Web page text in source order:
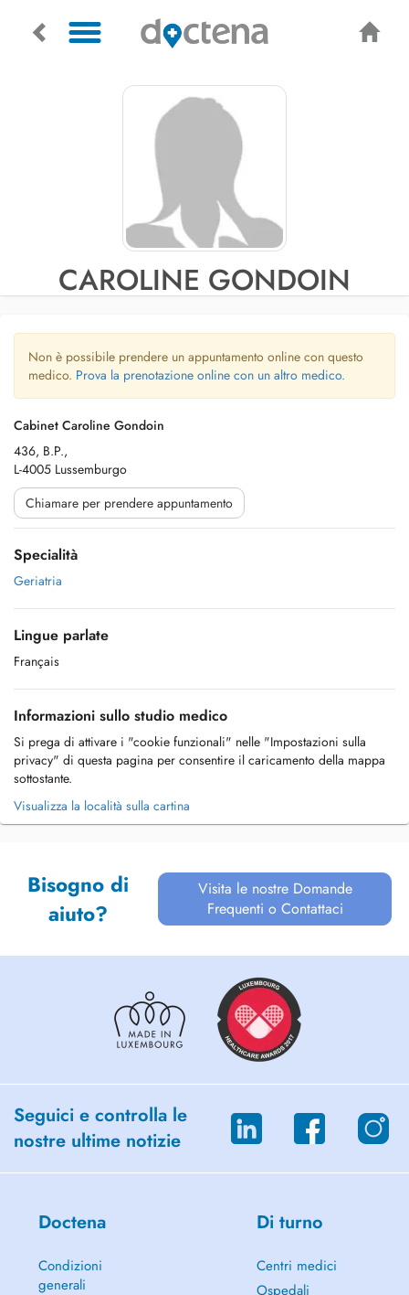
CAROLINE GONDOIN
Non è possibile prendere un appuntamento online con questo
medico. Prova la prenotazione online con un altro medico.
Cabinet Caroline Gondoin
436, B.P.,
L-4005 Lussemburgo
Chiamare per prendere appuntamento
Specialità
Geriatria
Lingue parlate
Français
Informazioni sullo studio medico
Si prega di attivare i "cookie funzionali" nelle "Impostazioni sulla
privacy" di questa pagina per consentire il caricamento della mappa
sottostante.
Visualizza la località sulla cartina
Bisogno di
aiuto?
Visita le nostre Domande
Frequenti o Contattaci
Seguici e controlla le
nostre ultime notizie
Doctena
Condizioni
generali
Di turno
Centri medici
Ospedali